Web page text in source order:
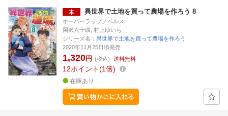
異世界で土地を買って農場を作ろう 8
オーバーラップノベルス
岡沢六十四, 村上ゆいち
シリーズ名： 異世界で土地を買って農場を作ろう
2020年11月25日頃発売
1,320円 (税込) 送料無料
12ポイント 1倍
在庫あり